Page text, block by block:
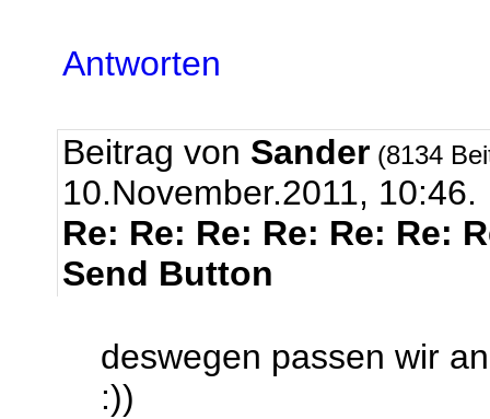
Antworten
Beitrag von Sander (8134
10.November.2011, 10:46.
Re: Re: Re: Re: Re: Re:
Send Button
deswegen passen wir
:))